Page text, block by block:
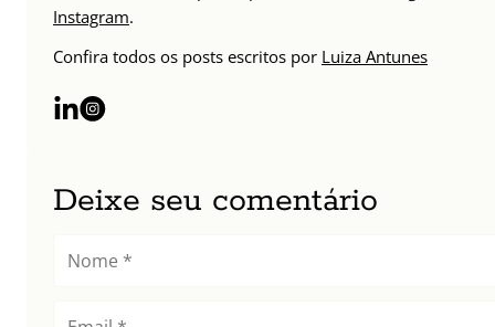
Instagram.
Confira todos os posts escritos por Luiza Antunes
Deixe seu comentário